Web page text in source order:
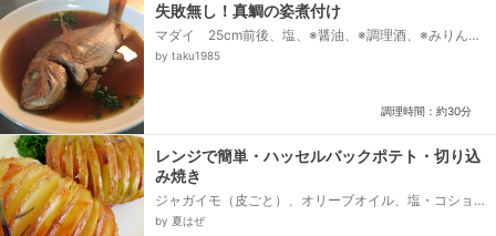
失敗無し！真鯛の姿煮付け
マダイ 25cm前後、塩、※醤油、※調理酒、※みりん、
※砂糖、※水、※生姜(あればで可)、ネギ(あればで可)...
by taku1985
調理時間：約30分
レンジで簡単・ハッセルバックポテト・切り込
み焼き
ジャガイモ（皮ごと）、オリーブオイル、塩・コショ
ウ、ローズマリー
by 夏はぜ